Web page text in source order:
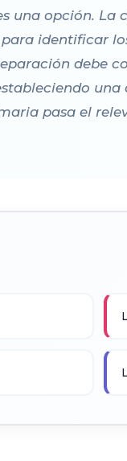
una opción.
identificar
debe
pasa el